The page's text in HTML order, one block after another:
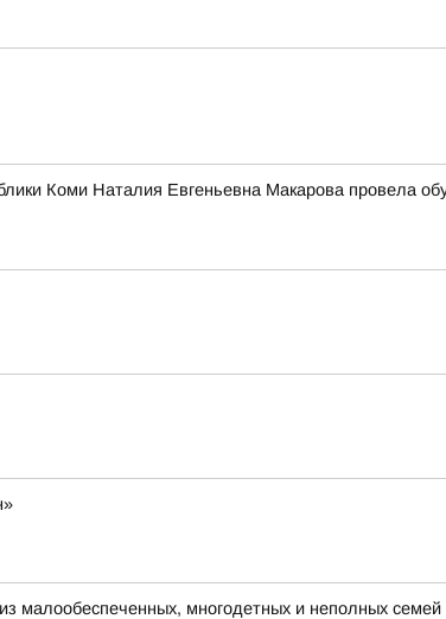
Коми Наталия Евгеньевна Макарова провела
малообеспеченных, многодетных и неполных семей